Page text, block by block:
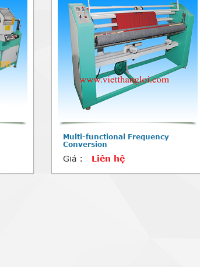
Multi-functional Frequency
Conversion
Giá : Liên hệ